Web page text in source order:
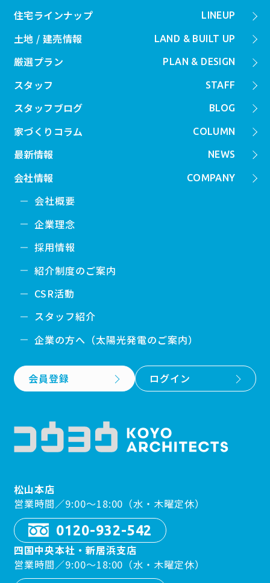
LINEUP
住宅ラインナップ
LAND & BUILT UP
土地 / 建売情報
PLAN & DESIGN
厳選プラン
STAFF
スタッフ
BLOG
スタッフブログ
COLUMN
家づくりコラム
NEWS
最新情報
COMPANY
会社情報
会社概要
企業理念
採用情報
紹介制度のご案内
CSR活動
スタッフ紹介
企業の方へ（太陽光発電のご案内）
会員登録 ログイン
松山本店
営業時間／9:00〜18:00（水・木曜定休）
0120-932-542
四国中央本社・新居浜支店
営業時間／9:00〜18:00（水・木曜定休）